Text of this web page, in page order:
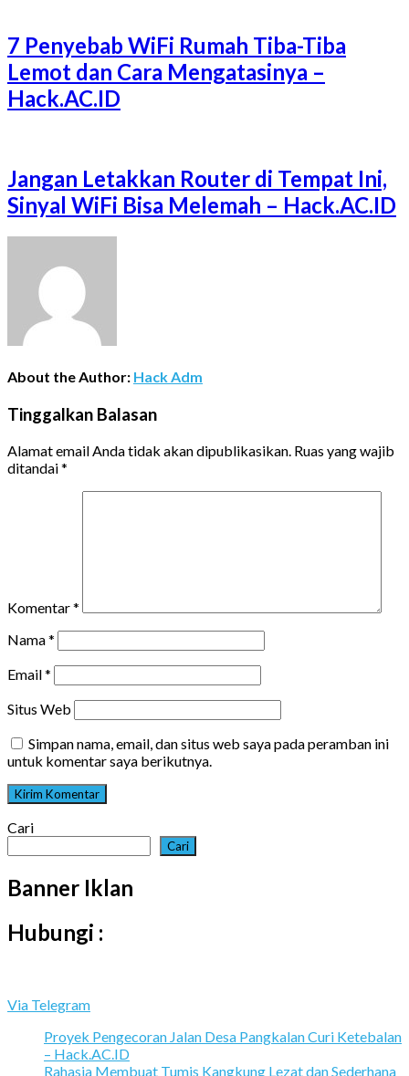
7 Penyebab WiFi Rumah Tiba-Tiba
Lemot dan Cara Mengatasinya –
Hack.AC.ID
Jangan Letakkan Router di Tempat Ini,
Sinyal WiFi Bisa Melemah – Hack.AC.ID
About the Author: Hack Adm
Tinggalkan Balasan
Alamat email Anda tidak akan dipublikasikan. Ruas yang wajib
ditandai*
Komentar*
Nama*
Email*
Situs Web
Simpan nama, email, dan situs web saya pada peramban ini
untuk komentar saya berikutnya.
Cari
Cari
Banner Iklan
Hubungi :
Via Telegram
Proyek Pengecoran Jalan Desa Pangkalan Curi Ketebalan
– Hack.AC.ID
Rahasia Membuat Tumis Kangkung Lezat dan Sederhana